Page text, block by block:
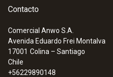
Contacto
Comercial Anwo S.A.
Avenida Eduardo Frei Montalva
17001 Colina – Santiago
Chile
+56229890148